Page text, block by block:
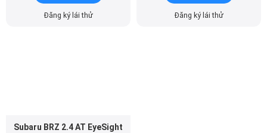
Đăng ký lái thử Đăng ký lái thử
Subaru BRZ 2.4 AT EyeSight